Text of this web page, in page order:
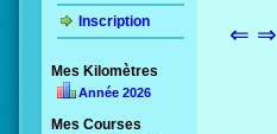
Inscription
Mes Kilomètres
Année 2026
Mes Courses
⇐ ⇒